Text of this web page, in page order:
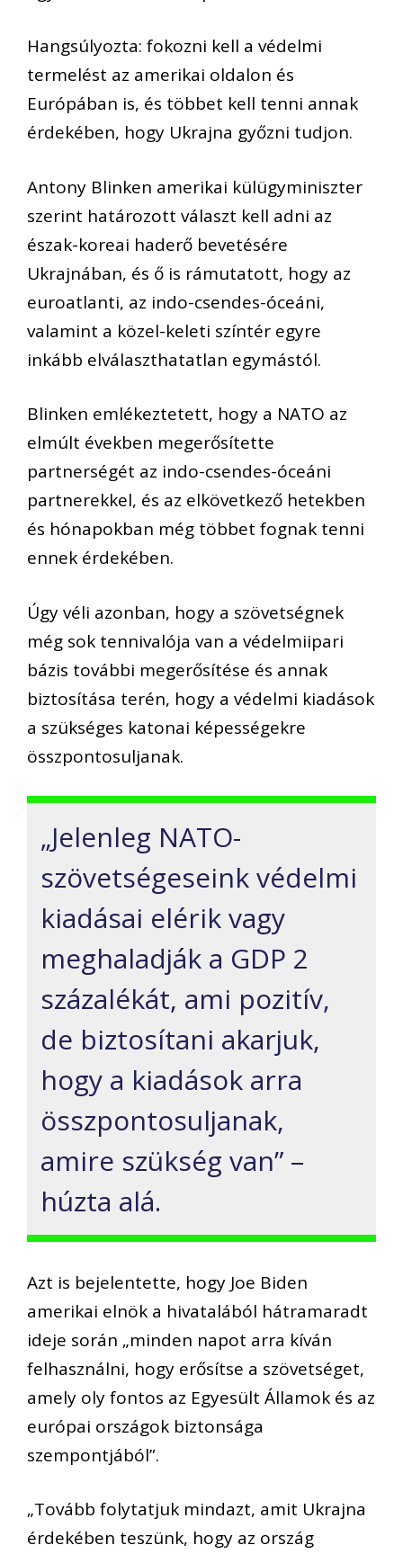
Hangsúlyozta: fokozni kell a védelmi
termelést az amerikai oldalon és
Európában is, és többet kell tenni annak
érdekében, hogy Ukrajna győzni tudjon.
Antony Blinken amerikai külügyminiszter
szerint határozott választ kell adni az
észak-koreai haderő bevetésére
Ukrajnában, és ő is rámutatott, hogy az
euroatlanti, az indo-csendes-óceáni,
valamint a közel-keleti színtér egyre
inkább elválaszthatatlan egymástól.
Blinken emlékeztetett, hogy a NATO az
elmúlt években megerősítette
partnerségét az indo-csendes-óceáni
partnerekkel, és az elkövetkező hetekben
és hónapokban még többet fognak tenni
ennek érdekében.
Úgy véli azonban, hogy a szövetségnek
még sok tennivalója van a védelmiipari
bázis további megerősítése és annak
biztosítása terén, hogy a védelmi kiadások
a szükséges katonai képességekre
összpontosuljanak.
„Jelenleg NATO-
szövetségeseink védelmi
kiadásai elérik vagy
meghaladják a GDP 2
százalékát, ami pozitív,
de biztosítani akarjuk,
hogy a kiadások arra
összpontosuljanak,
amire szükség van” –
húzta alá.
Azt is bejelentette, hogy Joe Biden
amerikai elnök a hivatalából hátramaradt
ideje során „minden napot arra kíván
felhasználni, hogy erősítse a szövetséget,
amely oly fontos az Egyesült Államok és az
európai országok biztonsága
szempontjából”.
„Tovább folytatjuk mindazt, amit Ukrajna
érdekében teszünk, hogy az ország